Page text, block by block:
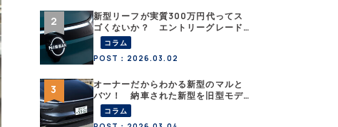
新型リーフが実質300万円代ってス
ゴくないか？ エントリーグレード
「B5」の中身を詳細チェックした
コラム
POST：2026.03.02
オーナーだからわかる新型のマルと
バツ！ 納車された新型を旧型モデ
ルＹと細部まで比べてみた【テスラ
沼にはまった大学教授のEV生活・そ
コラム